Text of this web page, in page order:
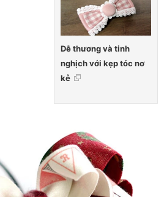
Dễ thương và tinh
nghịch với kẹp tóc nơ
kẻ